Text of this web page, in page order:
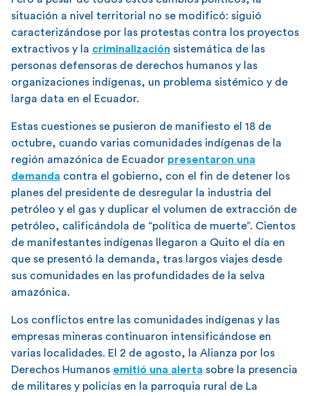
situación a nivel territorial no se modificó: siguió
caracterizándose por las protestas contra los proyectos
extractivos y la criminalización sistemática de las
personas defensoras de derechos humanos y las
organizaciones indígenas, un problema sistémico y de
larga data en el Ecuador.
Estas cuestiones se pusieron de manifiesto el 18 de
octubre, cuando varias comunidades indígenas de la
región amazónica de Ecuador presentaron una
demanda contra el gobierno, con el fin de detener los
planes del presidente de desregular la industria del
petróleo y el gas y duplicar el volumen de extracción de
petróleo, calificándola de “política de muerte”. Cientos
de manifestantes indígenas llegaron a Quito el día en
que se presentó la demanda, tras largos viajes desde
sus comunidades en las profundidades de la selva
amazónica.
Los conflictos entre las comunidades indígenas y las
empresas mineras continuaron intensificándose en
varias localidades. El 2 de agosto, la Alianza por los
Derechos Humanos emitió una alerta sobre la presencia
de militares y policías en la parroquia rural de La